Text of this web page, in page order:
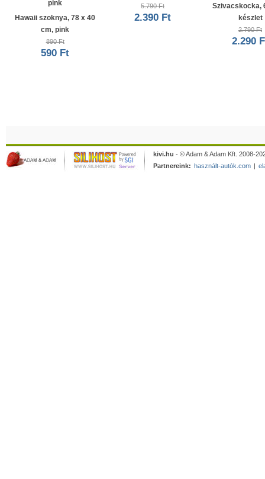
Hawaii szoknya, 78 x 40
cm, pink
890 Ft
590 Ft
5.790 Ft
2.390 Ft
Szivacskocka,
készlet
2.790 Ft
2.290
kivi.hu - © Adam & Adam Kft. 2008-
Partnereink: használt-autók.com |